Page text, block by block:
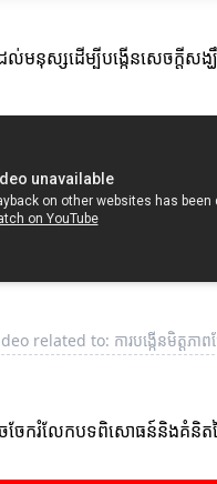
មនុស្សដើម្បីបង្កើនសេចក្តីស
related to: ការបង្កើនមិត្តភាព
ាចចែករំលែកបទពិសោធន៍និង